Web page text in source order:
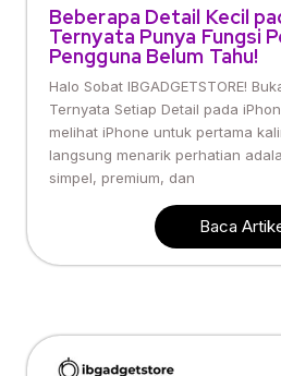
Beberapa Detail Kecil
Ternyata Punya Fungsi
Pengguna Belum Tahu!
Halo Sobat IBGADGETSTORE!
Ternyata Setiap Detail pada
melihat iPhone untuk pertama
langsung menarik perhatian
simpel, premium, dan
Baca